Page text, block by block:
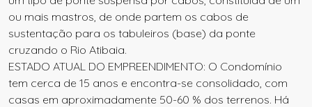
ou mais mastros, de onde partem os cabos de
sustentação para os tabuleiros (base) da ponte
cruzando o Rio Atibaia.
ESTADO ATUAL DO EMPREENDIMENTO: O Condomínio
tem cerca de 15 anos e encontra-se consolidado, com
casas em aproximadamente 50-60 % dos terrenos. Há